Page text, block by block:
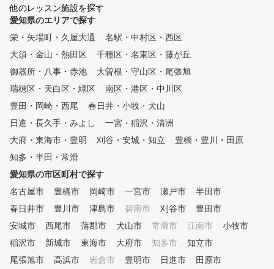
修レッスンテキストを無料配布
！ ② ライフスタイルに合わ
曜日毎に様々な時間帯で
レッスンを行っています。 ③
完全少人数体制のレッスン
各コース最大5名に対し
て、プロインストラクター1名
がマンツーマン方式で指導しま
ッスン 夏は涼しく、冬
は暖かい、紫外線も気にならな
い。 ⑤ 初めての方から上級
者まで個別のカリキュラム（ジ
ュニアは小学1年生から）
初心者から中上級者まで、個
得度に合わせて指導します。
⑥ 練習器具を使ったドリルレ
ッスン 150種類以上の練
習方法より、受講生に合った練
習方法を提案します。 ⑦ ゴ
他のレッスン施設を探す
愛知県のエリアで探す
栄・矢場町・久屋大通
名駅・中村区・西区
大須・金山・熱田区
千種区・名東区・藤が丘
御器所・八事・赤池
大曽根・守山区・尾張旭
瑞穂区・天白区・緑区
南区・港区・中川区
豊田・岡崎・西尾
春日井・小牧・犬山
日進・長久手・みよし
一宮・稲沢・清洲
大府・東海市・豊明
刈谷・安城・知立
豊橋・豊川・田原
知多・半田・常滑
愛知県の市区町村で探す
名古屋市
豊橋市 岡崎市 一宮市 瀬戸市
半田市
春日井市
豊川市 津島市 碧南市 刈谷市
豊田市
安城市
西尾市 蒲郡市 犬山市 常滑市 江南市
小牧市
稲沢市
新城市 東海市 大府市 知多市
知立市
尾張旭市
高浜市 岩倉市 豊明市 日進市
田原市